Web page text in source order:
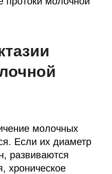
молочных
Если их диаметр
развиваются
хроническое